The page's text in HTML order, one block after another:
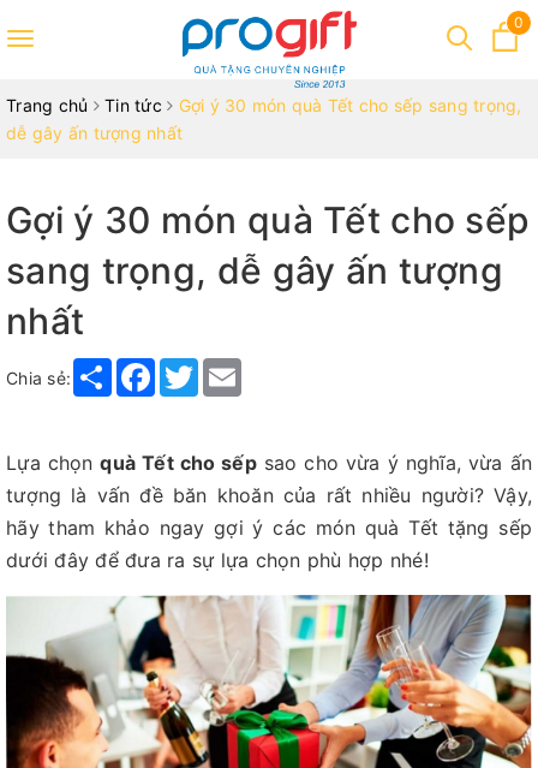
Toggle
0
Trang chủ Tin tức
Gợi ý 30 món quà Tết cho sếp sang trọng,
dễ gây ấn tượng nhất
Gợi ý 30 món quà Tết cho sếp
sang trọng, dễ gây ấn tượng
nhất
Chia sẻ: Share Facebook
Twitter
Lựa chọnquà Tết cho sếpsao cho vừa ý nghĩa, vừa ấn
tượng là vấn đề băn khoăn của rất nhiều người? Vậy,
hãy tham khảo ngay gợi ý các món quà Tết tặng sếp
dưới đây để đưa ra sự lựa chọn phù hợp nhé!